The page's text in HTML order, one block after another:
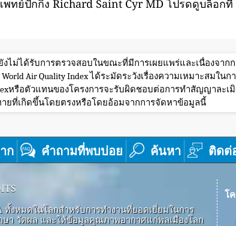
ทย์ปักกิ่ง Richard Saint Cyr MD โปรดดูบล็อกที่
ม่ได้รับการตรวจสอบในขณะที่มีการเผยแพร่และเนื่องจาก
Air Quality Index ได้ระมัดระวังเรื่องความเหมาะสมใน
หรือตัวแทนของโครงการจะรับผิดชอบต่อการทำสัญญาละเ
ายที่เกิดขึ้นโดยตรงหรือโดยอ้อมจากการจัดหาข้อมูลนี้
ก คำถามที่พบบ่อย ค้นหา ติดต่
ทั้งหมดในโลกสำหรับการทำงานที่ยอดเยี่ยมในการ
ษา วัดผล และให้ข้อมูลคุณภาพอากาศแก่พลเมืองโลก
โ